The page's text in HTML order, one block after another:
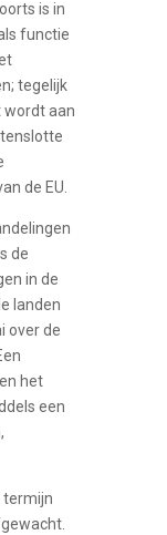
is in
functie
tegelijk
wordt aan
tenslotte
de EU.
de
in de
landen
over de
het
een
termijn